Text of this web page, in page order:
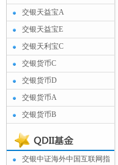
交银天益宝A
交银天益宝E
交银天利宝C
交银货币C
交银货币D
交银货币A
交银货币B
交银中证海外中国互联网指